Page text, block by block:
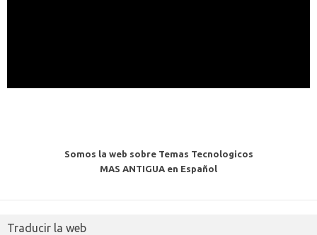
Somos la web sobre Temas Tecnologicos
MAS ANTIGUA en Español
Traducir la web